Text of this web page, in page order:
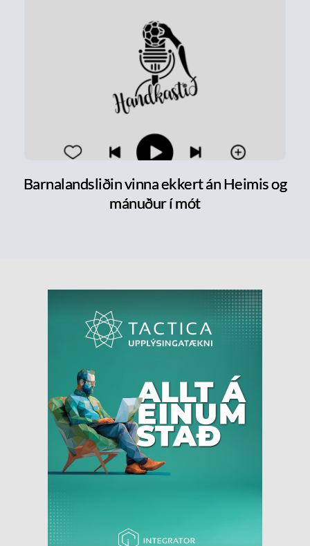
Barnalandsliðin vinna ekkert án Heimis og
mánuður í mót